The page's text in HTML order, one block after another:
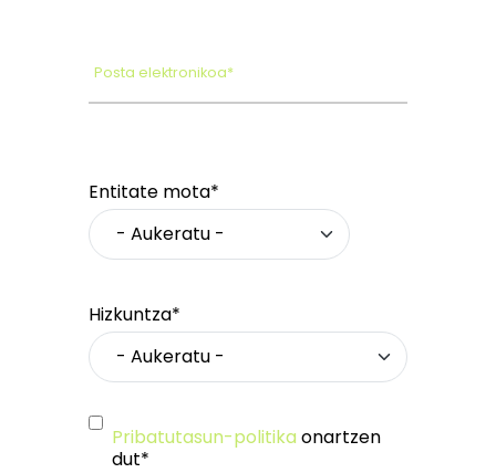
Posta elektronikoa*
Entitate mota*
Hizkuntza*
Pribatutasun-politika onartzen
dut*